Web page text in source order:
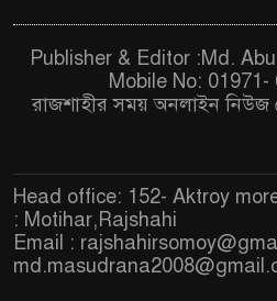
Publisher & Editor :Md.
Mobile No:
রাজশাহীর সময় অনলাইন নিউজ
Head office: 152- Aktroy
: Motihar,Rajshahi
Email :